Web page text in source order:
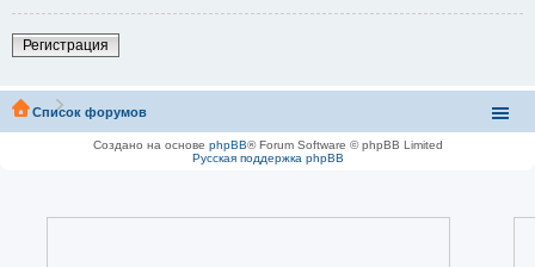
Регистрация
Список форумов
Создано на основе phpBB® Forum Software © phpBB Limited
Русская поддержка phpBB